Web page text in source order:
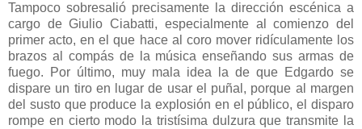
Tampoco sobresalió precisamente la dirección escénica a
cargo de Giulio Ciabatti, especialmente al comienzo del
primer acto, en el que hace al coro mover ridículamente los
brazos al compás de la música enseñando sus armas de
fuego. Por último, muy mala idea la de que Edgardo se
dispare un tiro en lugar de usar el puñal, porque al margen
del susto que produce la explosión en el público, el disparo
rompe en cierto modo la tristísima dulzura que transmite la